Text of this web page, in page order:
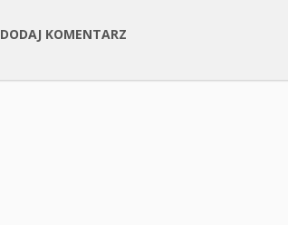
DODAJ KOMENTARZ